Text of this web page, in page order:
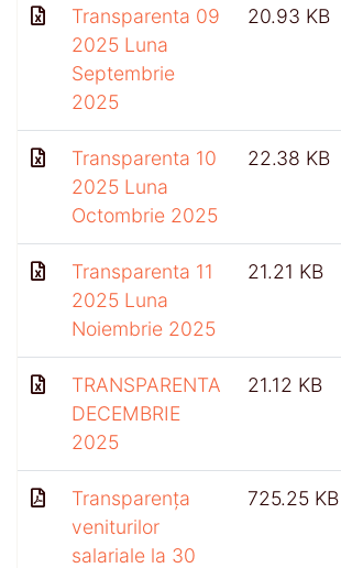
Transparenta 09
2025 Luna
Septembrie
2025
20.93 KB
Transparenta 10
2025 Luna
Octombrie 2025
22.38 KB
Transparenta 11
2025 Luna
Noiembrie 2025
21.21 KB
TRANSPARENTA
DECEMBRIE
2025
21.12 KB
Transparența
veniturilor
salariale la 30
725.25 KB